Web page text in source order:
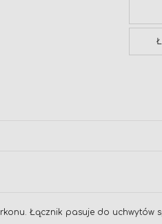
Łącznik pasuje do uchwytów